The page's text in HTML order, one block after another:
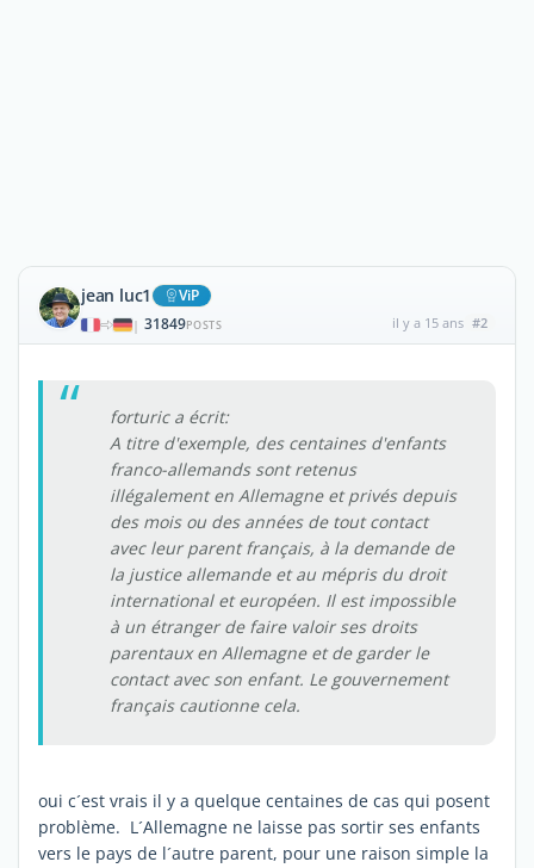
jean luc1 ViP
| 31849POSTS il y a 15 ans #2
forturic a écrit:
A titre d'exemple, des centaines d'enfants
franco-allemands sont retenus
illégalement en Allemagne et privés depuis
des mois ou des années de tout contact
avec leur parent français, à la demande de
la justice allemande et au mépris du droit
international et européen. Il est impossible
à un étranger de faire valoir ses droits
parentaux en Allemagne et de garder le
contact avec son enfant. Le gouvernement
français cautionne cela.
oui c´est vrais il y a quelque centaines de cas qui posent
problème. L´Allemagne ne laisse pas sortir ses enfants
vers le pays de l´autre parent, pour une raison simple la